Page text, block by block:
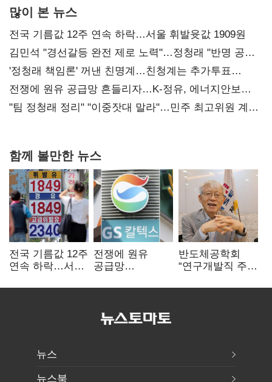
많이 본 뉴스
전국 기름값 12주 연속 하락…서울 휘발윳값 1909원
김민석 "경선갈등 완전 제로 노력"…정청래 "반명 공세
사과부터"
'정청래 책임론' 꺼낸 친명계…친청계는 추가투표
때리기
전쟁에 원유 공급망 흔들리자…K-정유, 에너지안보
핵심으로 재부상
"팀 정청래 정리" "이중잣대 말라"…민주 최고위원 계파
함께 볼만한 뉴스
전국 기름값 12주
연속 하락…서울
전쟁에 원유
공급망
정유, 에너지안보
반도체공학회
“연구개발직 주
개선해야”
뉴스
뉴스북